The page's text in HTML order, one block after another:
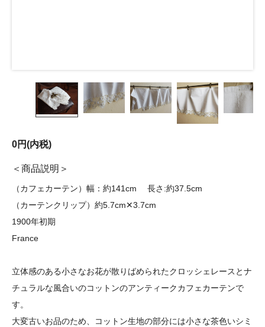
0円(内税)
商品説明
（カフェカーテン）幅：約141cm 長さ:約37.5cm
（カーテンクリップ）約5.7cm✕3.7cm
1900年初期
France
立体感のある小さなお花が散りばめられたクロッシェレースとナ
チュラルな風合いのコットンのアンティークカフェカーテンで
す。
大変古いお品のため、コットン生地の部分には小さな茶色いシミ